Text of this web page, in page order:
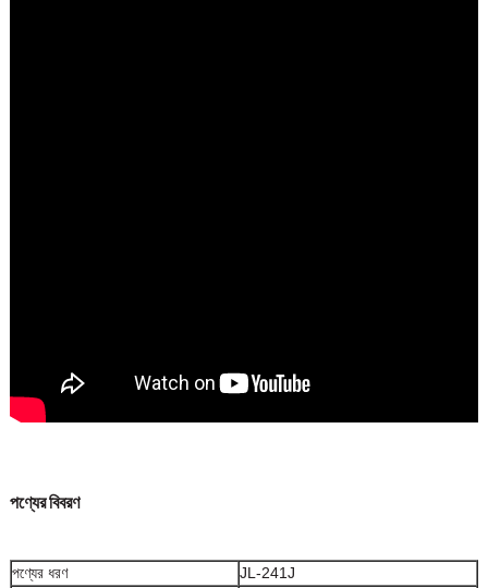
পণ্যের বিবরণ
পণ্যের ধরণ
JL-241J